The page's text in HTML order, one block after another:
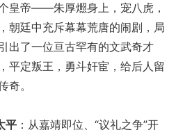
皇帝——朱厚燳身上，宠八虎，
朝廷中充斥幕幕荒唐的闹剧，局
出了一位亘古罕有的文武奇才
定叛王，勇斗奸宦，给后人留
奇。
平 ：从嘉靖即位、“议礼之争”开